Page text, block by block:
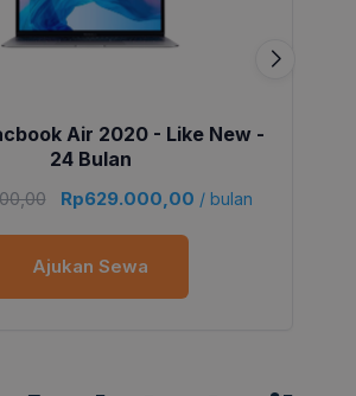
Air 2020 - Like New -
24 Bulan
Rp629.000,00 / bulan
Ajukan Sewa